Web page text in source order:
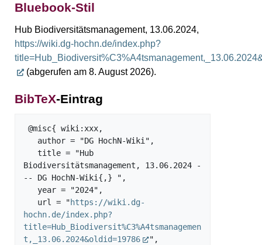
Bluebook-Stil
Hub Biodiversitätsmanagement, 13.06.2024,
https://wiki.dg-hochn.de/index.php?
(abgerufen am 8. August 2026).
BibTeX-Eintrag
Biodiversitätsmanagement, 13.06.2024 -
-- DG HochN-Wiki{,} ",
   url = "
https://wiki.dg-
hochn.de/index.php?
title=Hub_Biodiversit%C3%A4tsmanagemen
t,_13.06.2024&oldid=19786
",